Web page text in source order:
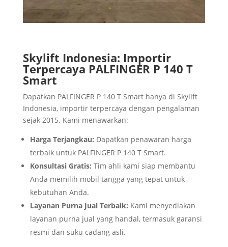
Skylift Indonesia: Importir
Terpercaya PALFINGER P 140 T
Smart
Dapatkan PALFINGER P 140 T Smart hanya di Skylift
Indonesia, importir terpercaya dengan pengalaman
sejak 2015. Kami menawarkan:
Harga Terjangkau: Dapatkan penawaran harga
terbaik untuk PALFINGER P 140 T Smart.
Konsultasi Gratis: Tim ahli kami siap membantu
Anda memilih mobil tangga yang tepat untuk
kebutuhan Anda.
Layanan Purna Jual Terbaik: Kami menyediakan
layanan purna jual yang handal, termasuk garansi
resmi dan suku cadang asli.